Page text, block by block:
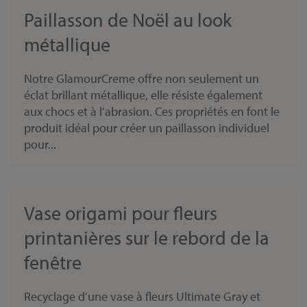
Paillasson de Noël au look
métallique
Notre GlamourCreme offre non seulement un
éclat brillant métallique, elle résiste également
aux chocs et à l’abrasion. Ces propriétés en font le
produit idéal pour créer un paillasson individuel
pour...
Vase origami pour fleurs
printanières sur le rebord de la
fenêtre
Recyclage d’une vase à fleurs Ultimate Gray et